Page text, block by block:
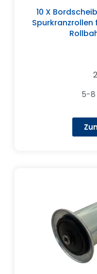
10 X
Spurkranzrollen
5-8